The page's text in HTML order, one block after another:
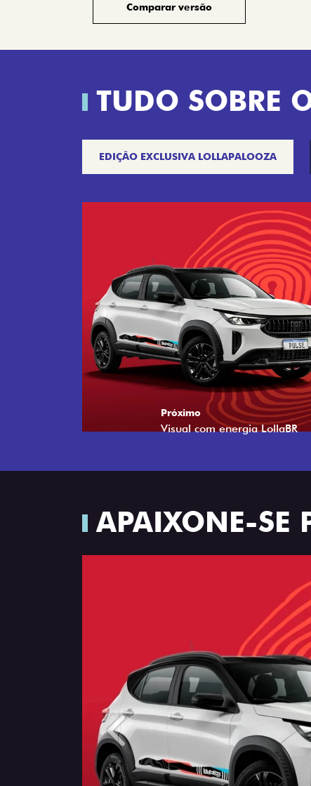
Comparar versão
TUDO SOBRE
EDIÇÃO EXCLUSIVA LOLLAPALOOZA
Próximo
Tecnologia que acompanha
APAIXONE-SE
Anterior